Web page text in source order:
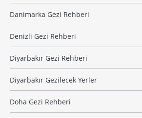
Danimarka Gezi Rehberi
Denizli Gezi Rehberi
Diyarbakır Gezi Rehberi
Diyarbakır Gezilecek Yerler
Doha Gezi Rehberi